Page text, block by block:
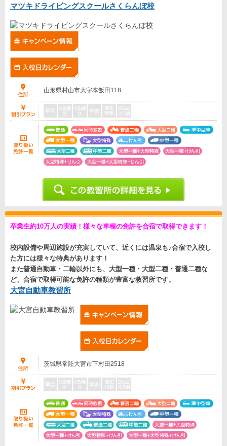
マツキドライビングスクールさくらんぼ校
山形県村山市大字本飯田118
卒業生約10万人の実績！様々な車種の免許を合宿で取得できます！
校内設備や周辺施設が充実していて、近くには温泉も♪合宿で入校し
た方には様々な特典があります！
また普通自動車・二輪以外にも、大型一種・大型二種・普通二種な
ど、合宿で取得可能な免許の種類が豊富な教習所です。
大宮自動車教習所
茨城県常陸大宮市下村田2518